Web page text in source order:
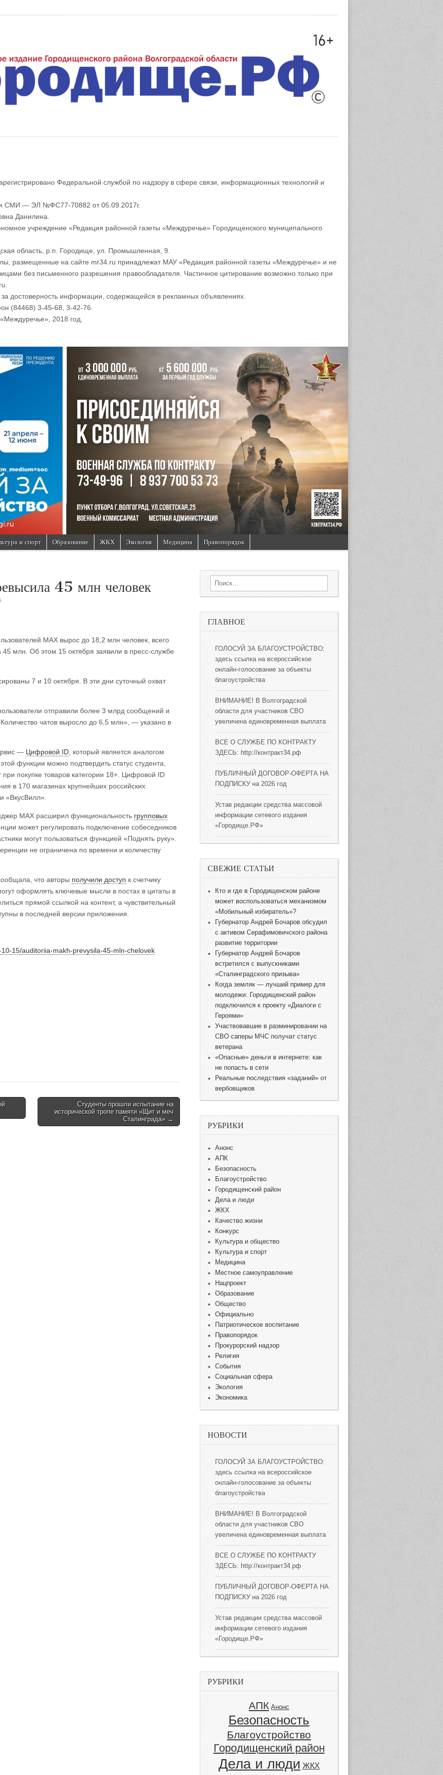
Федеральной службой по надзору в сфере связи, информационных технологий и
СМИ — ЭЛ №ФС77-70882 от 05.09.2017г.
Данилина.
учреждение «Редакция районной газеты «Междуречье» Городищенского муниципального
область, р.п. Городище, ул. Промышленная, 9.
размещенные на сайте mr34.ru принадлежат МАУ «Редакция районной газеты «Междуречье» и не
без письменного разрешения правообладателя. Частичное цитирование возможно только при
за достоверность информации, содержащейся в рекламных объявлениях.
(84468) 3-45-68, 3-42-76.
2018 год.
и спорт Образование ЖКХ Экология Медицина Правопорядок
45 млн человек
MAX вырос до 18,2 млн человек, всего
млн. Об этом 15 октября заявили в пресс-службе
7 и 10 октября. В эти дни суточный охват
отправили более 3 млрд сообщений и
чатов выросло до 6,5 млн», — указано в
— Цифровой ID , который является аналогом
функции можно подтвердить статус студента,
при покупке товаров категории 18+. Цифровой ID
в 170 магазинах крупнейших российских
«ВкусВилл».
MAX расширил функциональность групповых
может регулировать подключение собеседников
могут пользоваться функцией «Поднять руку».
не ограничена по времени и количеству
что авторы получили доступ к счетчику
оформлять ключевые мысли в постах в цитаты в
прямой ссылкой на контент, а чувствительный
в последней версии приложения.
15/auditoriia-makh-prevysila-45-mln-chelovek
Студенты прошли испытание на
исторической тропе памяти «Щит и меч
Сталинграда» →
Search for:
ГЛАВНОЕ
ГОЛОСУЙ ЗА БЛАГОУСТРОЙСТВО:
здесь ссылка на всероссийское
онлайн-голосование за объекты
благоустройства
ВНИМАНИЕ! В Волгоградской
области для участников СВО
увеличена единовременная выплата
ВСЕ О СЛУЖБЕ ПО КОНТРАКТУ
ЗДЕСЬ: http://контракт34.рф
ПУБЛИЧНЫЙ ДОГОВОР-ОФЕРТА НА
ПОДПИСКУ на 2026 год
Устав редакции средства массовой
информации сетевого издания
«Городище.РФ»
СВЕЖИЕ СТАТЬИ
Кто и где в Городищенском районе
может воспользоваться механизмом
«Мобильный избиратель»?
Губернатор Андрей Бочаров обсудил
с активом Серафимовичского района
развитие территории
Губернатор Андрей Бочаров
встретился с выпускниками
«Сталинградского призыва»
Когда земляк — лучший пример для
молодежи: Городищенский район
подключился к проекту «Диалоги с
Героями»
Участвовавшие в разминировании на
СВО саперы МЧС получат статус
ветерана
«Опасные» деньги в интернете: как
не попасть в сети
Реальные последствия «заданий» от
вербовщиков
РУБРИКИ
Анонс
АПК
Безопасность
Благоустройство
Городищенский район
Дела и люди
ЖКХ
Качество жизни
Конкурс
Культура и общество
Культура и спорт
Медицина
Местное самоуправление
Нацпроект
Образование
Общество
Официально
Патриотическое воспитание
Правопорядок
Прокурорский надзор
Религия
События
Социальная сфера
Экология
Экономика
НОВОСТИ
ГОЛОСУЙ ЗА БЛАГОУСТРОЙСТВО:
здесь ссылка на всероссийское
онлайн-голосование за объекты
благоустройства
ВНИМАНИЕ! В Волгоградской
области для участников СВО
увеличена единовременная выплата
ВСЕ О СЛУЖБЕ ПО КОНТРАКТУ
ЗДЕСЬ: http://контракт34.рф
ПУБЛИЧНЫЙ ДОГОВОР-ОФЕРТА НА
ПОДПИСКУ на 2026 год
Устав редакции средства массовой
информации сетевого издания
«Городище.РФ»
РУБРИКИ
АПК Анонс
Безопасность
Благоустройство
Городищенский район
Дела и люди ЖКХ